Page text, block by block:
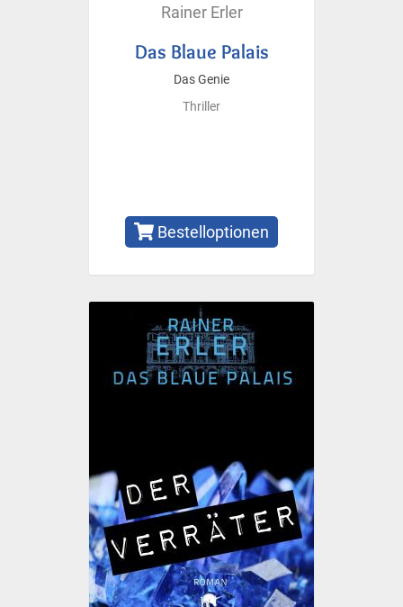
Rainer Erler
Das Blaue Palais
Das Genie
Thriller
Bestelloptionen